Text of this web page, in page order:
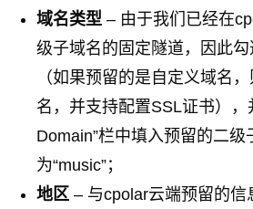
域名类型 – 由于我们已经在
级子域名的固定隧道，因此勾
（如果预留的是自定义域名
名，并支持配置SSL证书），
Domain”栏中填入预留的二级
为“music”；
地区 – 与cpolar云端预留的信